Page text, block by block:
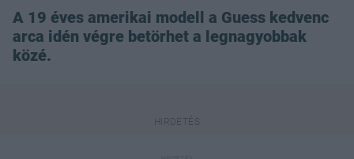
A 19 éves amerikai modell a Guess kedvenc
arca idén végre betörhet a legnagyobbak
közé.